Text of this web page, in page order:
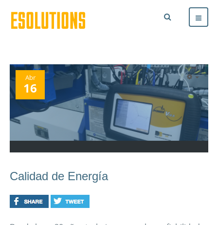
Abr
16
Calidad de Energía